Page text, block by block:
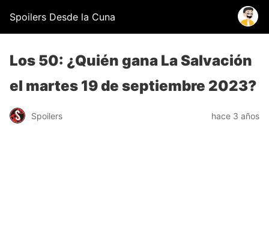
Spoilers Desde la Cuna
Los 50: ¿Quién gana La Salvación
el martes 19 de septiembre 2023?
Spoilers hace 3 años